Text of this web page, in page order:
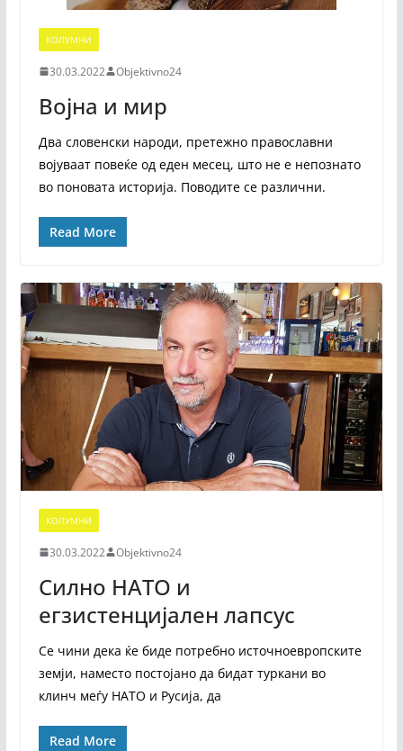
КОЛУМНИ
30.03.2022 Objektivno24
Војна и мир
Два словенски народи, претежно православни
војуваат повеќе од еден месец, што не е непознато
во поновата историја. Поводите се различни.
Read More
КОЛУМНИ
30.03.2022 Objektivno24
Силно НАТО и
егзистенцијален лапсус
Се чини дека ќе биде потребно источноевропските
земји, наместо постојано да бидат туркани во
клинч меѓу НАТО и Русија, да
Read More